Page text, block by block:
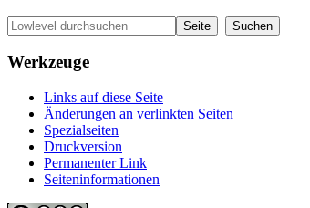
Werkzeuge
Links auf diese Seite
Änderungen an verlinkten Seiten
Spezialseiten
Druckversion
Permanenter Link
Seiten­informationen